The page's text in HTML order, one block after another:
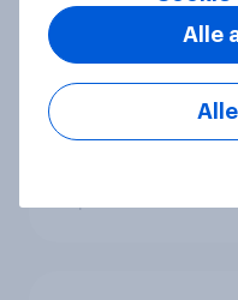
Zu gute
Jahr 2026
Alle